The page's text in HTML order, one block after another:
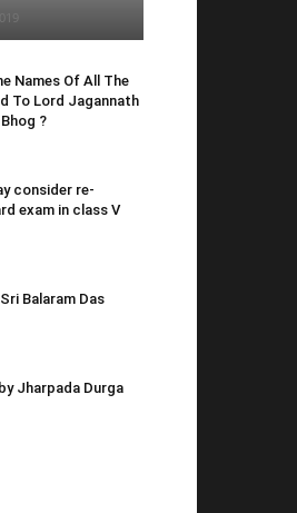
Names Of All The
To Lord Jagannath
?
consider re-
exam in class V
Balaram Das
Jharpada Durga